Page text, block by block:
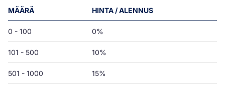
MÄÄRÄ HINTA / ALENNUS
0 - 100 0%
101 - 500 10%
501 - 1000 15%